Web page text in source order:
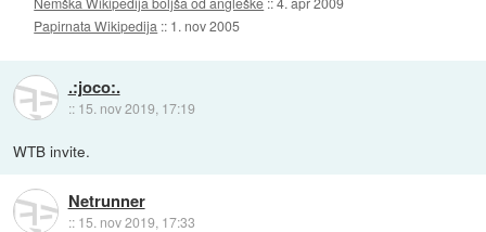
Papirnata Wikipedija :: 1. nov 2005
.:joco:.
:: 15. nov 2019, 17:19
WTB invite.
Netrunner
:: 15. nov 2019, 17:33